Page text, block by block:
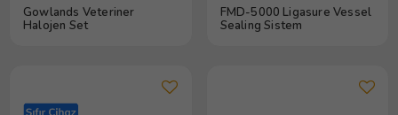
Gowlands Veteriner
Halojen Set
FMD-5000 Ligasure Vessel
Sealing Sistem